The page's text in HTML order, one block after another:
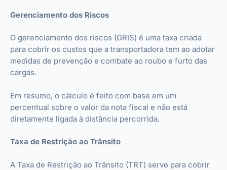
Gerenciamento dos Riscos
O gerenciamento dos riscos (GRIS) é uma taxa criada
para cobrir os custos que a transportadora tem ao adotar
medidas de prevenção e combate ao roubo e furto das
cargas.
Em resumo, o cálculo é feito com base em um
percentual sobre o valor da nota fiscal e não está
diretamente ligada à distância percorrida.
Taxa de Restrição ao Trânsito
A Taxa de Restrição ao Trânsito (TRT) serve para cobrir